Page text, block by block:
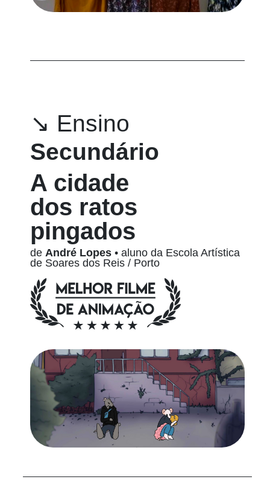
↘ Ensino
Secundário
A cidade
dos ratos
pingados
de André Lopes • aluno da Escola Artística
de Soares dos Reis / Porto